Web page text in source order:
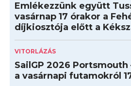
Emlékezzünk együtt
vasárnap 17 órakor a
díjkiosztója előtt a
VITORLÁZÁS
SailGP 2026
a vasárnapi futamokról